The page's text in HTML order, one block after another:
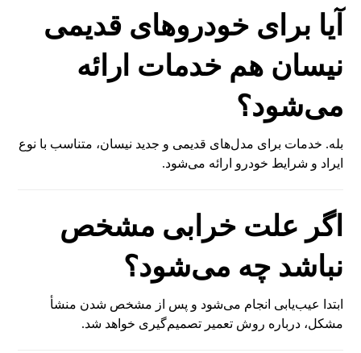
آیا برای خودروهای قدیمی
نیسان هم خدمات ارائه
می‌شود؟
بله. خدمات برای مدل‌های قدیمی و جدید نیسان، متناسب با نوع
ایراد و شرایط خودرو ارائه می‌شود.
اگر علت خرابی مشخص
نباشد چه می‌شود؟
ابتدا عیب‌یابی انجام می‌شود و پس از مشخص شدن منشأ
مشکل، درباره روش تعمیر تصمیم‌گیری خواهد شد.